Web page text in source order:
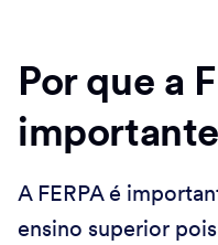
Por que a
A FERPA é
ensino superior